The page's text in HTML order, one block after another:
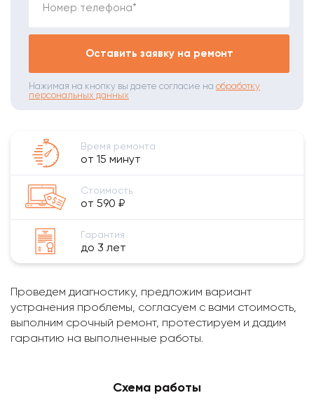
Номер телефона*
Оставить заявку на ремонт
Нажимая на кнопку вы даете согласие на обработку
персональных данных
Время ремонта
от 15 минут
Стоимость
от 590 ₽
Гарантия
до 3 лет
Проведем диагностику, предложим вариант
устранения проблемы, согласуем с вами стоимость,
выполним срочный ремонт, протестируем и дадим
гарантию на выполненные работы.
Схема работы